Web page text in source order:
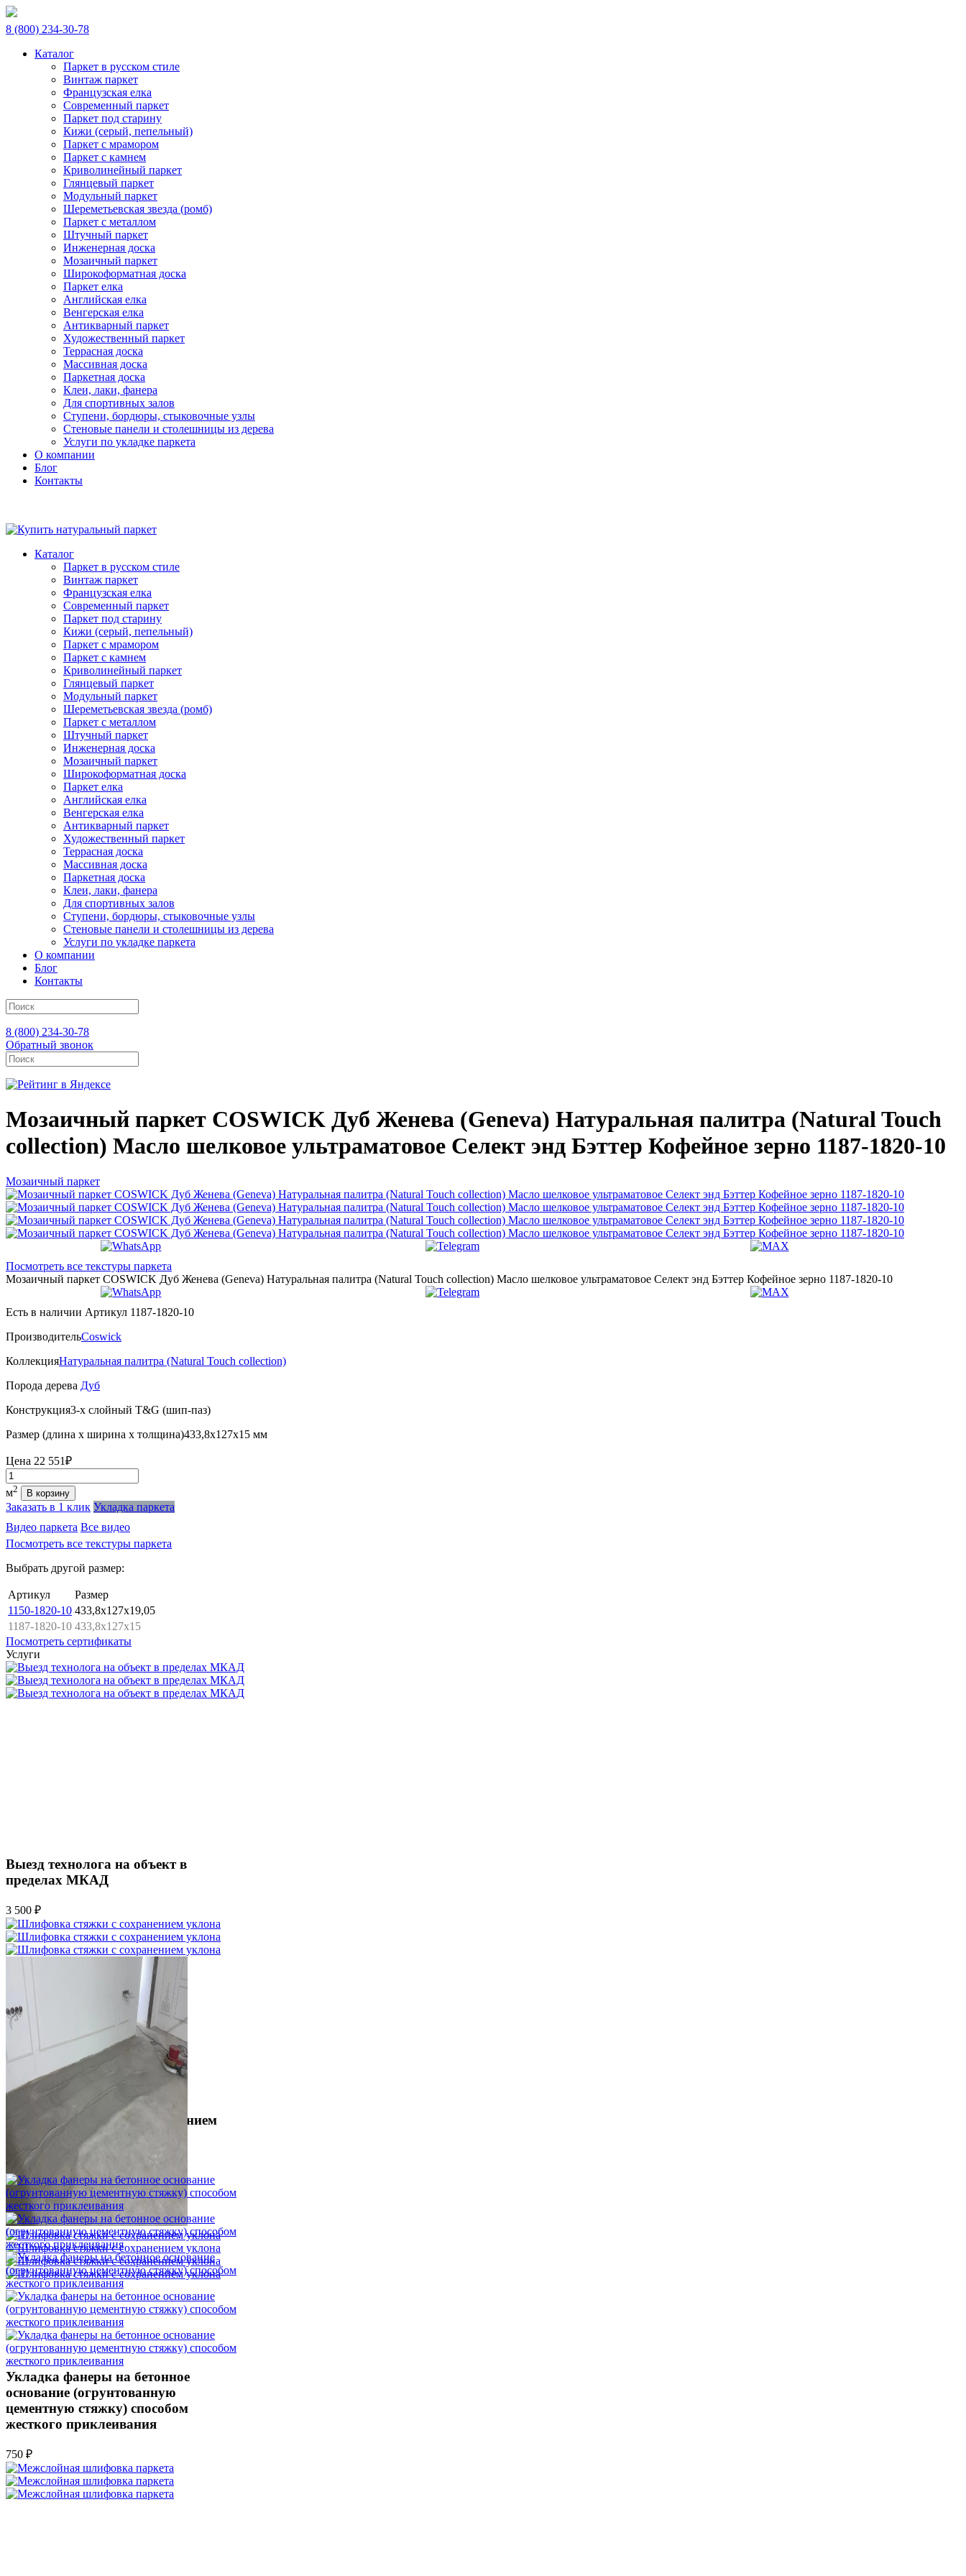
8 (800) 234-30-78
Каталог
Паркет в русском стиле
Винтаж паркет
Французская елка
Современный паркет
Паркет под старину
Кижи (серый, пепельный)
Паркет с мрамором
Паркет с камнем
Криволинейный паркет
Глянцевый паркет
Модульный паркет
Шереметьевская звезда (ромб)
Паркет с металлом
Штучный паркет
Инженерная доска
Мозаичный паркет
Широкоформатная доска
Паркет елка
Английская елка
Венгерская елка
Антикварный паркет
Художественный паркет
Террасная доска
Массивная доска
Паркетная доска
Клеи, лаки, фанера
Для спортивных залов
Ступени, бордюры, стыковочные узлы
Стеновые панели и столешницы из дерева
Услуги по укладке паркета
О компании
Блог
Контакты
Каталог
Паркет в русском стиле
Винтаж паркет
Французская елка
Современный паркет
Паркет под старину
Кижи (серый, пепельный)
Паркет с мрамором
Паркет с камнем
Криволинейный паркет
Глянцевый паркет
Модульный паркет
Шереметьевская звезда (ромб)
Паркет с металлом
Штучный паркет
Инженерная доска
Мозаичный паркет
Широкоформатная доска
Паркет елка
Английская елка
Венгерская елка
Антикварный паркет
Художественный паркет
Террасная доска
Массивная доска
Паркетная доска
Клеи, лаки, фанера
Для спортивных залов
Ступени, бордюры, стыковочные узлы
Стеновые панели и столешницы из дерева
Услуги по укладке паркета
О компании
Блог
Контакты
8 (800) 234-30-78
Обратный звонок
Мозаичный паркет COSWICK Дуб Женева (Geneva) Натуральная палитра (Natural Touch
collection) Масло шелковое ультраматовое Селект энд Бэттер Кофейное зерно 1187-1820-10
Мозаичный паркет
Посмотреть все текстуры паркета
Мозаичный паркет COSWICK Дуб Женева (Geneva) Натуральная палитра (Natural Touch collection) Масло шелковое ультраматовое Селект энд Бэттер Кофейное зерно 1187-1820-10
Есть в наличии Артикул 1187-1820-10
ПроизводительCoswick
КоллекцияНатуральная палитра (Natural Touch collection)
Порода дерева Дуб
Конструкция3-х слойный T&G (шип-паз)
Размер (длина х ширина х толщина)433,8х127х15 мм
Цена 22 551₽
Количество
м2 В корзину
Заказать в 1 клик Укладка паркета
Видео паркета Все видео
Посмотреть все текстуры паркета
Выбрать другой размер:
Артикул
Размер
1150-1820-10 433,8x127x19,05
1187-1820-10 433,8x127x15
Посмотреть сертификаты
Услуги
Выезд технолога на объект в
пределах МКАД
3 500 ₽
Шлифовка стяжки с сохранением
уклона
1 500 ₽
Укладка фанеры на бетонное
основание (огрунтованную
цементную стяжку) способом
жесткого приклеивания
750 ₽